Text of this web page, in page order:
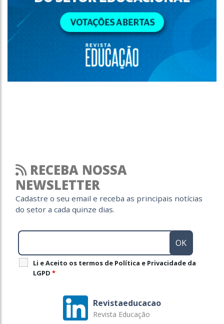
RECEBA NOSSA
NEWSLETTER
Cadastre o seu email e receba as principais notícias
do setor a cada quinze dias.
Li e Aceito os termos de Política e Privacidade da
LGPD *
Revistaeducacao
Revista Educação